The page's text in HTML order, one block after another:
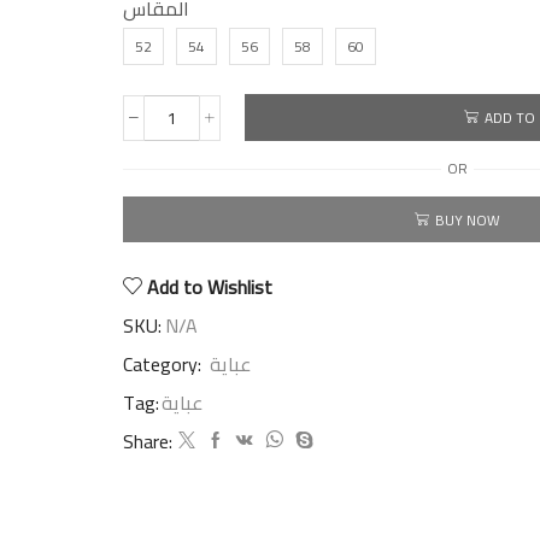
المقاس
52 54 56 58 60
ADD TO
OR
BUY NOW
Add to Wishlist
SKU:N/A
Category: عباية
Tag:عباية
Share: